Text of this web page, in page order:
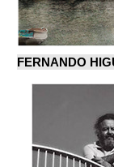
FERNANDO